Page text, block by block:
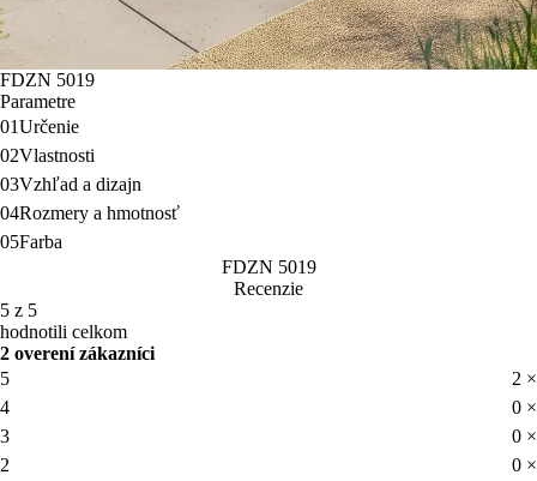
FDZN 5019
Parametre
01Určenie
02Vlastnosti
03Vzhľad a dizajn
04Rozmery a hmotnosť
05Farba
FDZN 5019
Recenzie
5 z 5
hodnotili celkom
2 overení zákazníci
5
2 ×
4
0 ×
3
0 ×
2
0 ×